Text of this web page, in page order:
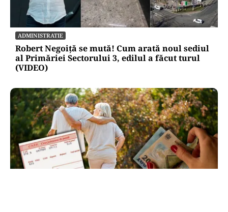
ADMINISTRATIE
Robert Negoiță se mută! Cum arată noul sediul
al Primăriei Sectorului 3, edilul a făcut turul
(VIDEO)